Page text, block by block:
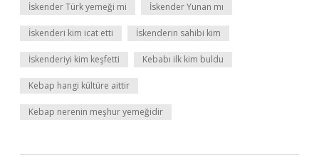
İskender Türk yemeği mi İskender Yunan mı
İskenderi kim icat etti İskenderin sahibi kim
İskenderiyi kim keşfetti Kebabı ilk kim buldu
Kebap hangi kültüre aittir
Kebap nerenin meşhur yemeğidir